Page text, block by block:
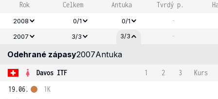
Rok Celkem Antuka Tvrdý p.
2008 0/1 0/1 -
2007 3/3 3/3 -
Odehrané zápasy2007Antuka
Davos ITF 1 2 3
Kurs
19.06.
1K